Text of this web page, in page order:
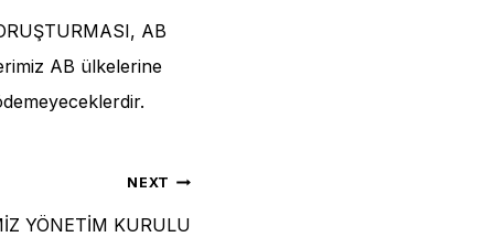
AB
AB ülkelerine
NEXT
YÖNETİM KURULU